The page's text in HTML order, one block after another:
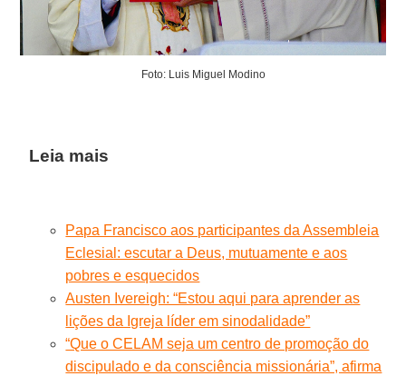
Foto: Luis Miguel Modino
Leia mais
Papa Francisco aos participantes da Assembleia
Eclesial: escutar a Deus, mutuamente e aos
pobres e esquecidos
Austen Ivereigh: “Estou aqui para aprender as
lições da Igreja líder em sinodalidade”
“Que o CELAM seja um centro de promoção do
discipulado e da consciência missionária”, afirma